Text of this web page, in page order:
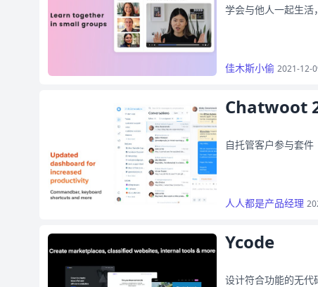
学会与他人一起生活
佳木斯小偷 2021-12-
Chatwoot
自托管客户参与套件
人人都是产品经理
Ycode
设计符合功能的无